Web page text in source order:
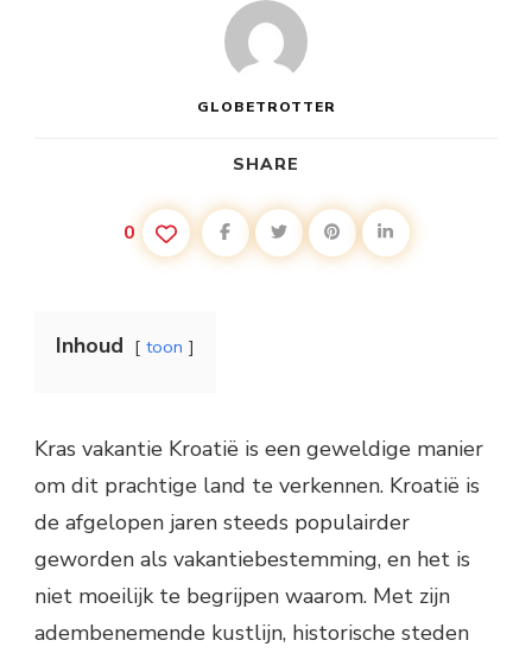
GLOBETROTTER
SHARE
0
Inhoud toon
Kras vakantie Kroatië is een geweldige manier
om dit prachtige land te verkennen. Kroatië is
de afgelopen jaren steeds populairder
geworden als vakantiebestemming, en het is
niet moeilijk te begrijpen waarom. Met zijn
adembenemende kustlijn, historische steden